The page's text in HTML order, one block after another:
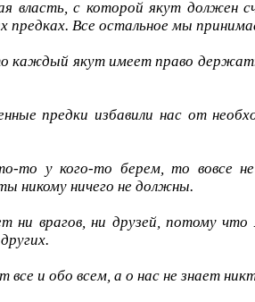
власть, с которой якут должен
предках. Все остальное мы
каждый якут имеет право
предки избавили нас от
то у кого-то берем, то вовсе
никому ничего не должны.
ни врагов, ни друзей, потому
все и обо всем, а о нас не знает